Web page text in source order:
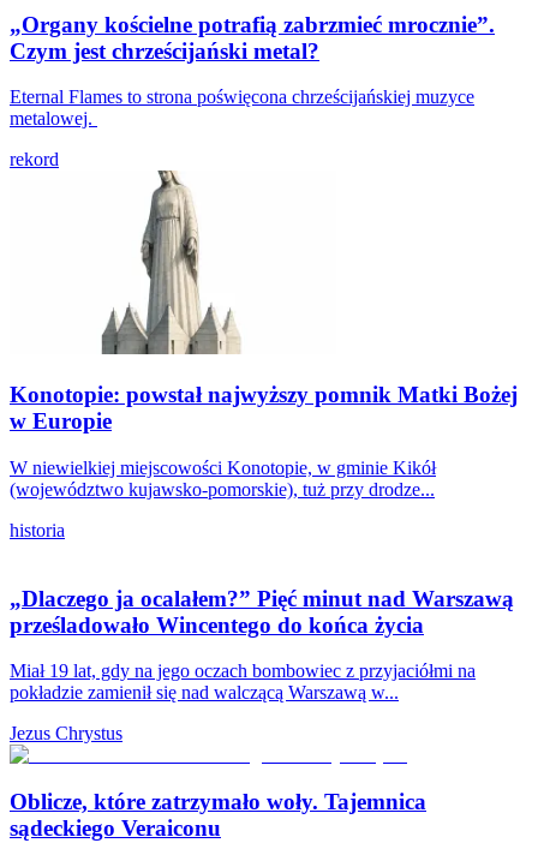
„Organy kościelne potrafią zabrzmieć mrocznie”.
Czym jest chrześcijański metal?
Eternal Flames to strona poświęcona chrześcijańskiej muzyce
metalowej.
rekord
Konotopie: powstał najwyższy pomnik Matki Bożej
w Europie
W niewielkiej miejscowości Konotopie, w gminie Kikół
(województwo kujawsko-pomorskie), tuż przy drodze...
historia
„Dlaczego ja ocalałem?” Pięć minut nad Warszawą
prześladowało Wincentego do końca życia
Miał 19 lat, gdy na jego oczach bombowiec z przyjaciółmi na
pokładzie zamienił się nad walczącą Warszawą w...
Jezus Chrystus
Oblicze, które zatrzymało woły. Tajemnica
sądeckiego Veraiconu